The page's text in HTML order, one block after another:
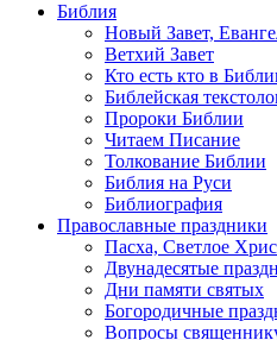
Библия
Новый Завет,
Ветхий Завет
Кто есть кто в
Библейская
Пророки Библии
Читаем Писание
Толкование Библии
Библия на Руси
Библиография
Православные праздники
Пасха, Светлое
Двунадесятые
Дни памяти святых
Богородичные
Вопросы